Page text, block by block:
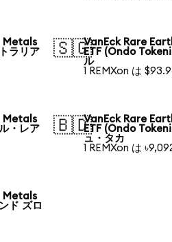
Metals
ラリア
🇸🇬VanEck Rare
ETF (Ondo
ル
1 REMXon は
Metals
・レア
🇧🇩VanEck Rare
ETF (Ondo
ュ・タカ
1 REMXon は
Metals
ド ズロ